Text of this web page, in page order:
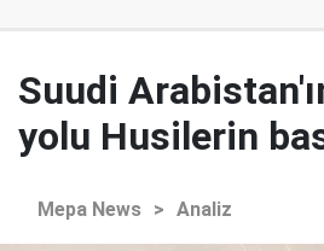
Suudi
yolu Husilerin
Mepa News > Analiz